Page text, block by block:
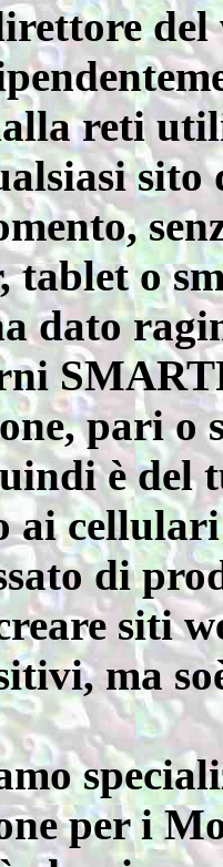
reti
sito
tablet o
dato
pari o
è del
ai
di
siti
ma
per i